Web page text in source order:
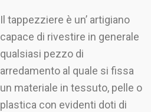
Il tappezziere è un’ artigiano
capace di rivestire in generale
qualsiasi pezzo di
arredamento al quale si fissa
un materiale in tessuto, pelle o
plastica con evidenti doti di